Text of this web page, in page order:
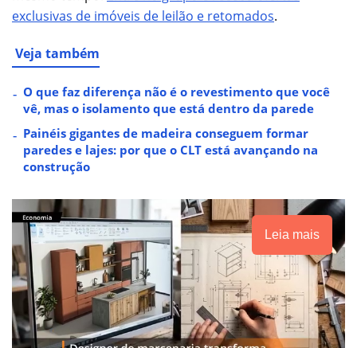
exclusivas de imóveis de leilão e retomados.
Veja também
O que faz diferença não é o revestimento que você
vê, mas o isolamento que está dentro da parede
Painéis gigantes de madeira conseguem formar
paredes e lajes: por que o CLT está avançando na
construção
Leia mais